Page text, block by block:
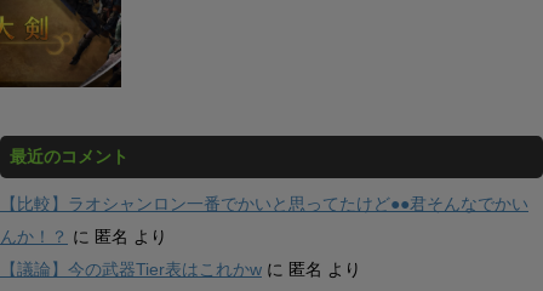
最近のコメント
【比較】ラオシャンロン一番でかいと思ってたけど●●君そんなでかい
んか！？ に 匿名 より
【議論】今の武器Tier表はこれかw に 匿名 より